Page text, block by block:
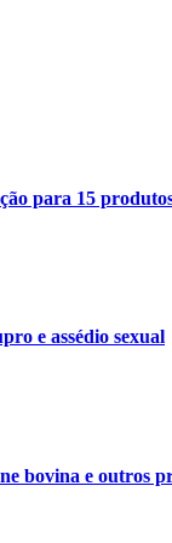
para 15
e assédio sexual
bovina e outros